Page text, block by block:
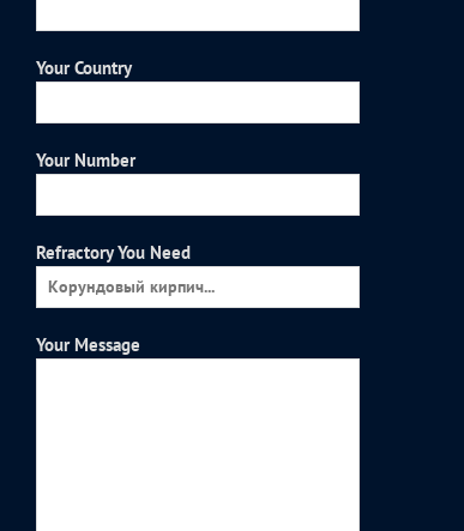
Your Country
Your Number
Refractory You Need
Your Message